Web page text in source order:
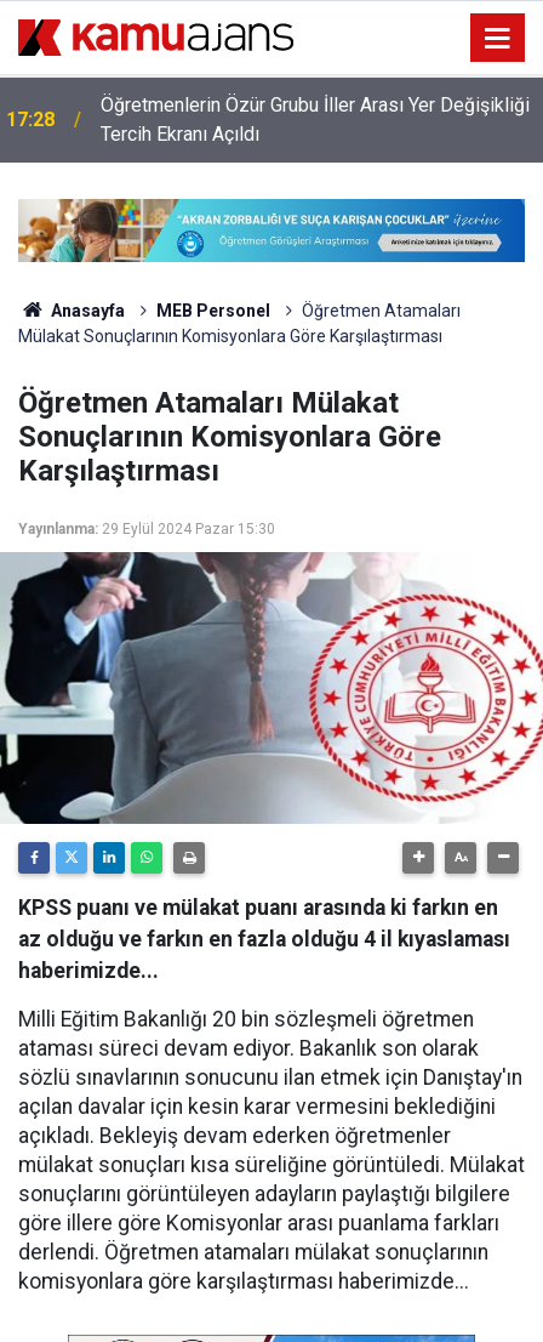
17:28
Öğretmenlerin Özür Grubu İller Arası Yer Değişikliği
Tercih Ekranı Açıldı
Anasayfa MEB Personel
Öğretmen Atamaları
Mülakat Sonuçlarının Komisyonlara Göre Karşılaştırması
Öğretmen Atamaları Mülakat
Sonuçlarının Komisyonlara Göre
Karşılaştırması
Yayınlanma: 29 Eylül 2024 Pazar 15:30
KPSS puanı ve mülakat puanı arasında ki farkın en
az olduğu ve farkın en fazla olduğu 4 il kıyaslaması
haberimizde...
Milli Eğitim Bakanlığı 20 bin sözleşmeli öğretmen
ataması süreci devam ediyor. Bakanlık son olarak
sözlü sınavlarının sonucunu ilan etmek için Danıştay'ın
açılan davalar için kesin karar vermesini beklediğini
açıkladı. Bekleyiş devam ederken öğretmenler
mülakat sonuçları kısa süreliğine görüntüledi. Mülakat
sonuçlarını görüntüleyen adayların paylaştığı bilgilere
göre illere göre Komisyonlar arası puanlama farkları
derlendi. Öğretmen atamaları mülakat sonuçlarının
komisyonlara göre karşılaştırması haberimizde...